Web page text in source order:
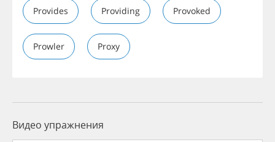
Provides Providing Provoked
Prowler Proxy
Видео упражнения